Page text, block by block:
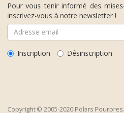
Pour vous tenir informé des
inscrivez-vous à notre newsletter !
Inscription Désinscription
Copyright © 2005-2020 Polars